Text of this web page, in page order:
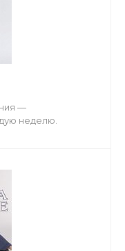
—
неделю.